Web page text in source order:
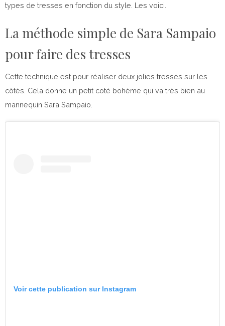
types de tresses en fonction du style. Les voici.
La méthode simple de Sara Sampaio
pour faire des tresses
Cette technique est pour réaliser deux jolies tresses sur les
côtés. Cela donne un petit coté bohème qui va très bien au
mannequin Sara Sampaio.
Voir cette publication sur Instagram